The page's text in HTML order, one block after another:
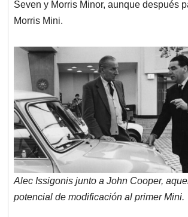
Seven y Morris Minor, aunque después
Morris Mini.
Alec Issigonis junto a John Cooper,
potencial de modificación al primer Mini.